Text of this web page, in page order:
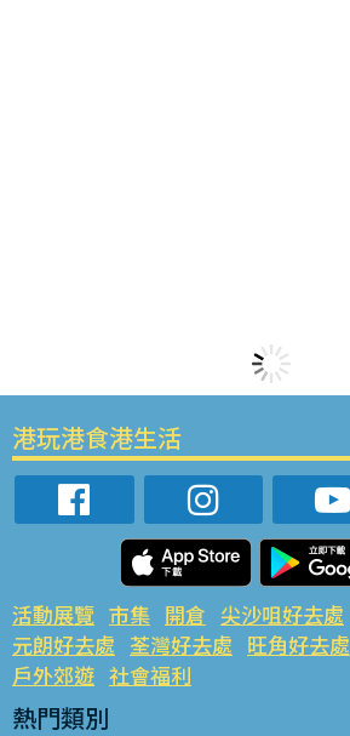
港玩港食港生活
活動展覽 市集 開倉 尖沙咀好去處
元朗好去處 荃灣好去處 旺角好去處
戶外郊遊 社會福利
熱門類別